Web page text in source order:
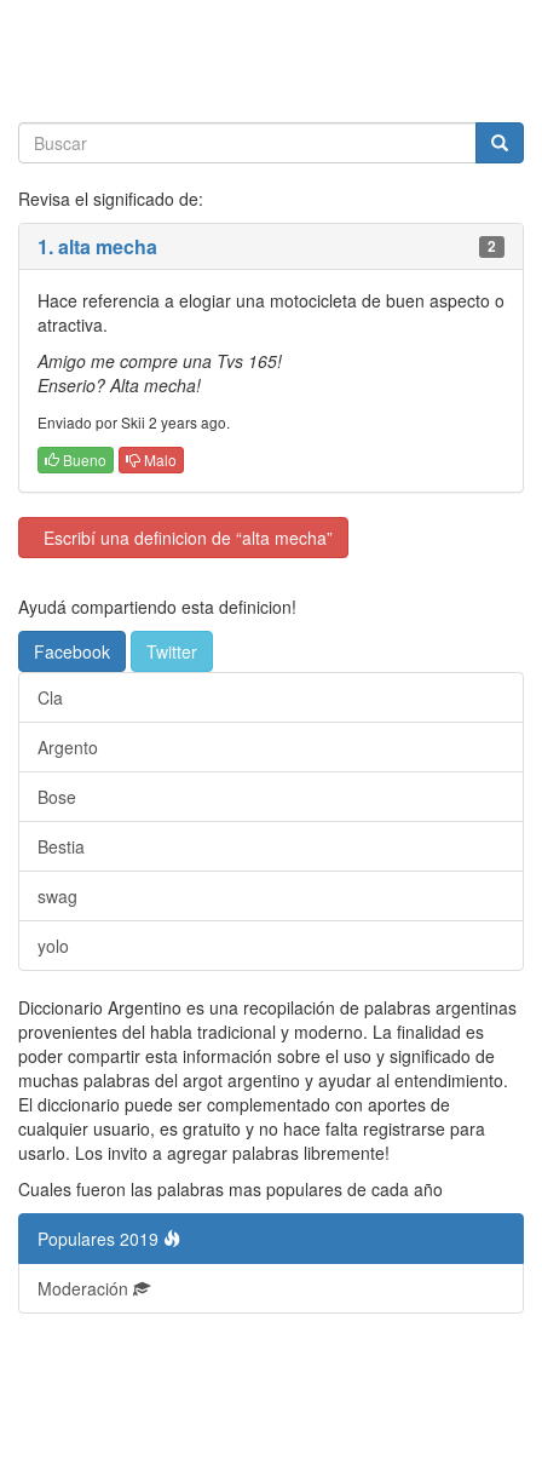
Revisa el significado de:
1. alta mecha 2
Hace referencia a elogiar una motocicleta de buen aspecto o
atractiva.
Amigo me compre una Tvs 165!
Enserio? Alta mecha!
Enviado por Skii 2 years ago.
Bueno
Malo
Escribí una definicion de “alta mecha”
Ayudá compartiendo esta definicion!
Facebook
Twitter
Cla
Argento
Bose
Bestia
swag
yolo
Diccionario Argentino es una recopilación de palabras argentinas
provenientes del habla tradicional y moderno. La finalidad es
poder compartir esta información sobre el uso y significado de
muchas palabras del argot argentino y ayudar al entendimiento.
El diccionario puede ser complementado con aportes de
cualquier usuario, es gratuito y no hace falta registrarse para
usarlo. Los invito a agregar palabras libremente!
Cuales fueron las palabras mas populares de cada año
Populares 2019
Moderación